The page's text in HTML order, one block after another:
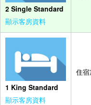
2 Single Standard
顯示客房資料
1 King Standard
顯示客房資料
住